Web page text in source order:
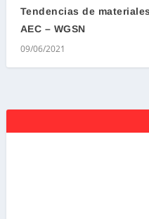
Tendencias de
AEC – WGSN
09/06/2021